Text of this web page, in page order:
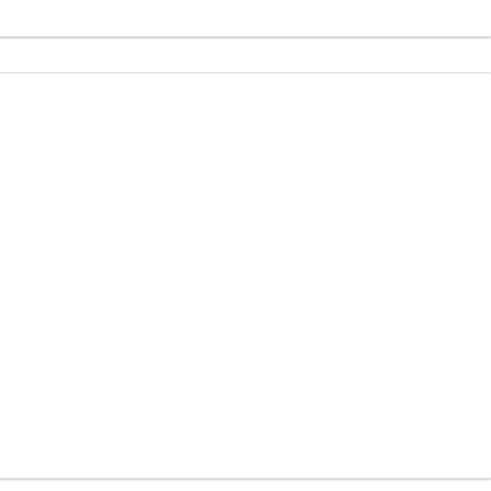
à vous de la rafraichir à votre guise. Elle dispose en rez de
supplémentaire pour la famille ou une éventuelle location.